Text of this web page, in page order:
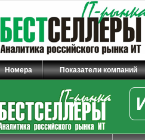
Номера Показатели компаний